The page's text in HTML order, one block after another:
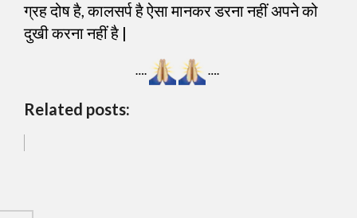
ग्रह दोष है, कालसर्प है ऐसा मानकर डरना नहीं अपने को
दुखी करना नहीं है |
…. ….
Related posts: